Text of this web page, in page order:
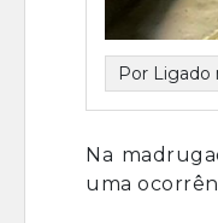
Por Ligado
Na
uma